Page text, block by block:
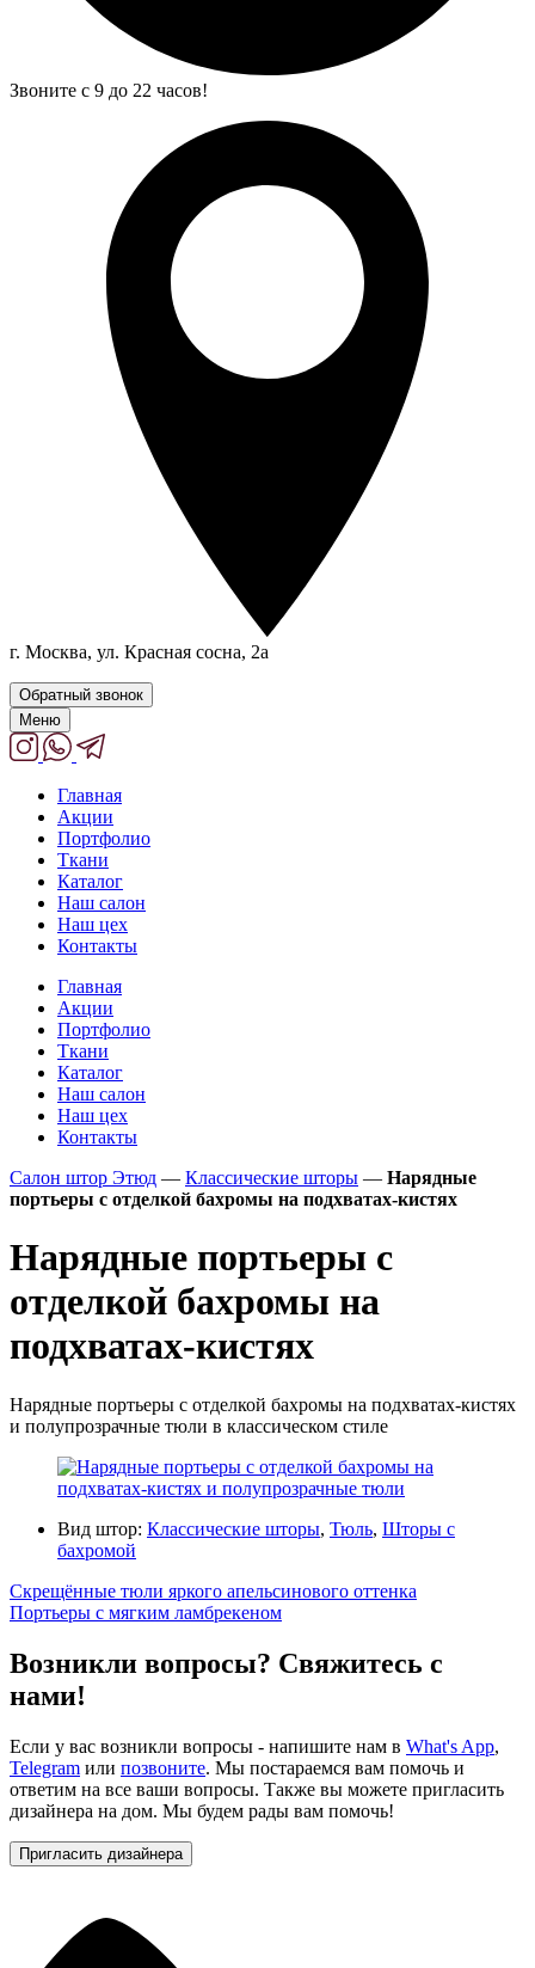
Звоните с 9 до 22 часов!
г. Москва, ул. Красная сосна, 2а
Обратный звонок
Меню
Главная
Акции
Портфолио
Ткани
Каталог
Наш салон
Наш цех
Контакты
Главная
Акции
Портфолио
Ткани
Каталог
Наш салон
Наш цех
Контакты
Салон штор Этюд — Классические шторы — Нарядные
портьеры с отделкой бахромы на подхватах-кистях
Нарядные портьеры с
отделкой бахромы на
подхватах-кистях
Нарядные портьеры с отделкой бахромы на подхватах-кистях
и полупрозрачные тюли в классическом стиле
Вид штор: Классические шторы, Тюль, Шторы с
бахромой
Скрещённые тюли яркого апельсинового оттенка
Портьеры с мягким ламбрекеном
Возникли вопросы? Свяжитесь с
нами!
Если у вас возникли вопросы - напишите нам в What's App,
Telegram или позвоните. Мы постараемся вам помочь и
ответим на все ваши вопросы. Также вы можете пригласить
дизайнера на дом. Мы будем рады вам помочь!
Пригласить дизайнера